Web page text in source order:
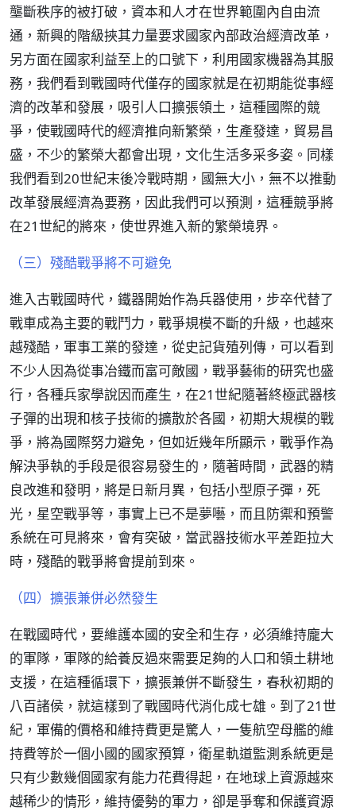
壟斷秩序的被打破，資本和人才在世界範圍內自由流
通，新興的階級挾其力量要求國家內部政治經濟改革，
另方面在國家利益至上的口號下，利用國家機器為其服
務，我們看到戰國時代僅存的國家就是在初期能從事經
濟的改革和發展，吸引人口擴張領土，這種國際的競
爭，使戰國時代的經濟推向新繁榮，生產發達，貿易昌
盛，不少的繁榮大都會出現，文化生活多采多姿。同樣
我們看到20世紀末後冷戰時期，國無大小，無不以推動
改革發展經濟為要務，因此我們可以預測，這種競爭將
在21世紀的將來，使世界進入新的繁榮境界。
（三）殘酷戰爭將不可避免
進入古戰國時代，鐵器開始作為兵器使用，步卒代替了
戰車成為主要的戰鬥力，戰爭規模不斷的升級，也越來
越殘酷，軍事工業的發達，從史記貨殖列傳，可以看到
不少人因為從事冶鐵而富可敵國，戰爭藝術的研究也盛
行，各種兵家學說因而產生，在21世紀隨著終極武器核
子彈的出現和核子技術的擴散於各國，初期大規模的戰
爭，將為國際努力避免，但如近幾年所顯示，戰爭作為
解決爭執的手段是很容易發生的，隨著時間，武器的精
良改進和發明，將是日新月異，包括小型原子彈，死
光，星空戰爭等，事實上已不是夢囈，而且防禦和預警
系統在可見將來，會有突破，當武器技術水平差距拉大
時，殘酷的戰爭將會提前到來。
（四）擴張兼併必然發生
在戰國時代，要維護本國的安全和生存，必須維持龐大
的軍隊，軍隊的給養反過來需要足夠的人口和領土耕地
支援，在這種循環下，擴張兼併不斷發生，春秋初期的
八百諸侯，就這樣到了戰國時代消化成七雄。到了21世
紀，軍備的價格和維持費更是驚人，一隻航空母艦的維
持費等於一個小國的國家預算，衛星軌道監測系統更是
只有少數幾個國家有能力花費得起，在地球上資源越來
越稀少的情形，維持優勢的軍力，卻是爭奪和保護資源